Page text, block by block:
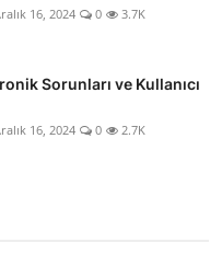
16, 2024 0 3.7K
Sorunları ve Kullanıcı
16, 2024 0 2.7K